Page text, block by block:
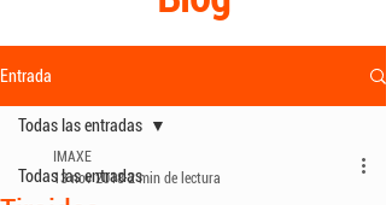
Entrada
Todas las entradas
Todas las entradas
IMAXE
13 nov 2018 2 min de lectura